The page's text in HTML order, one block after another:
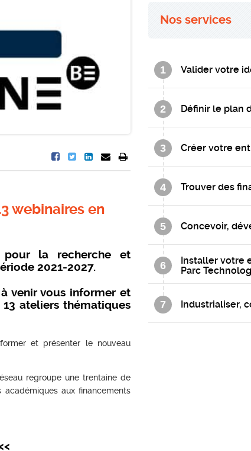
webinaires en
pour la recherche et
2021-2027.
venir vous informer et
ateliers thématiques
et présenter le nouveau
regroupe une trentaine de
aux financements
Nos services
1 Valider votre
2 Définir le plan
3 Créer votre
4 Trouver des
5 Concevoir,
6
Installer votre
Parc
7 Industrialiser,